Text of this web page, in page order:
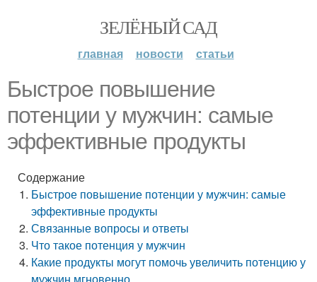
ЗЕЛЁНЫЙ САД
главная новости статьи
Быстрое повышение
потенции у мужчин: самые
эффективные продукты
Содержание
Быстрое повышение потенции у мужчин: самые
эффективные продукты
Связанные вопросы и ответы
Что такое потенция у мужчин
Какие продукты могут помочь увеличить потенцию у